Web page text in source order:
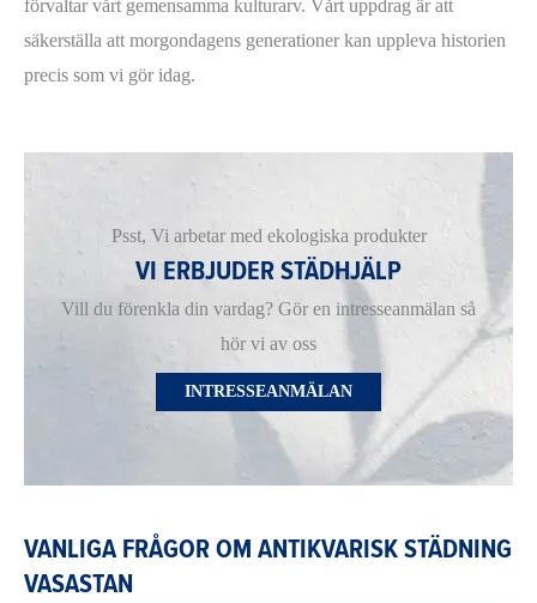
förvaltar vårt gemensamma kulturarv. Vårt uppdrag är att
säkerställa att morgondagens generationer kan uppleva historien
precis som vi gör idag.
Psst, Vi arbetar med ekologiska produkter
VI ERBJUDER STÄDHJÄLP
Vill du förenkla din vardag? Gör en intresseanmälan så
hör vi av oss
INTRESSEANMÄLAN
VANLIGA FRÅGOR OM ANTIKVARISK STÄDNING
VASASTAN